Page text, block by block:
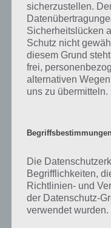
Zu Quaken haben wir
Auf WhatsApp
Mehr
sicherzustellen.
Sicherheitslücken
Schutz nicht
diesem Grund
frei,
alternativen
uns zu übermitteln.
Die
Begrifflichkeiten,
Richtlinien- und
der Datenschutz-
verwendet